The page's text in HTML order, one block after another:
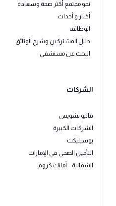
نحو مجتمع أكثر صحة وسعادة
أخبار و أحداث
الوظائف
دليل المشتركين وشرح الوثائق
البحث عن مستشفى
الشركات
فاليو تشويس
الشركات الكبيرة
يوسيليكت
التأمين الصحي في الإمارات
الشمالية – أمانك كروم